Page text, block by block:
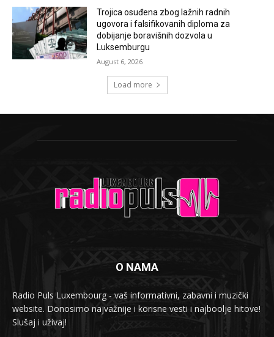
Trojica osuđena zbog lažnih radnih
ugovora i falsifikovanih diploma za
dobijanje boravišnih dozvola u
Luksemburgu
August 6, 2026
Load more
O NAMA
Radio Puls Luxembourg - vaš informativni, zabavni i muzički
website. Donosimo najvažnije i korisne vesti i najboolje hitove!
Slušaj i uživaj!